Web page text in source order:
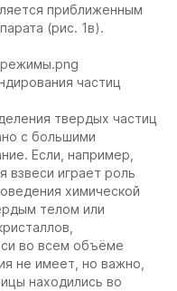
приближенным
(рис. 1в).
частиц
твердых частиц
с большими
Если, например,
взвеси играет роль
химической
телом или
во всем объёме
не имеет, но важно,
находились во